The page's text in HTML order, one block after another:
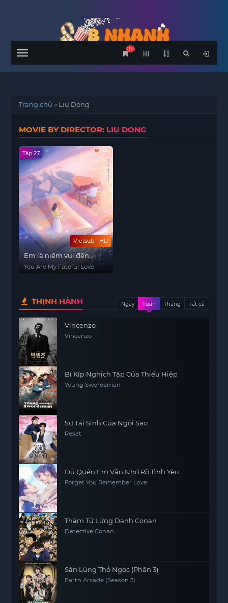
Menu
0
Trang chủ » Liu Dong
MOVIE BY DIRECTOR: LIU DONG
Vietsub - HD
Tập 27
Em là niềm vui đến
muộn
You Are My Fateful Love
THỊNH HÀNH Ngày Tuần Tháng Tất cả
Vincenzo
Vincenzo
Bí Kíp Nghịch Tập Của Thiếu Hiệp
Young Swordsman
Sự Tái Sinh Của Ngôi Sao
Reset
Dù Quên Em Vẫn Nhớ Rõ Tình Yêu
Forget You Remember Love
Thám Tử Lừng Danh Conan
Detective Conan
Săn Lùng Thỏ Ngọc (Phần 3)
Earth Arcade (Season 3)